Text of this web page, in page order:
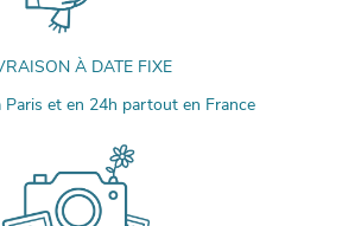
À DATE FIXE
Paris et en 24h partout en France